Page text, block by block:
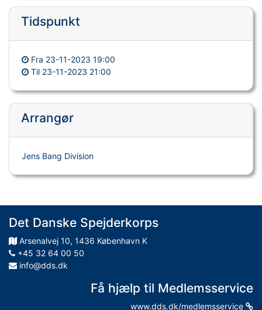
Tidspunkt
Fra 23-11-2023 19:00
Til 23-11-2023 21:00
Arrangør
Jens Bang Division
Det Danske Spejderkorps
Arsenalvej 10, 1436 København K
+45 32 64 00 50
info@dds.dk
Få hjælp til Medlemsservice
www.dds.dk/medlemsservice